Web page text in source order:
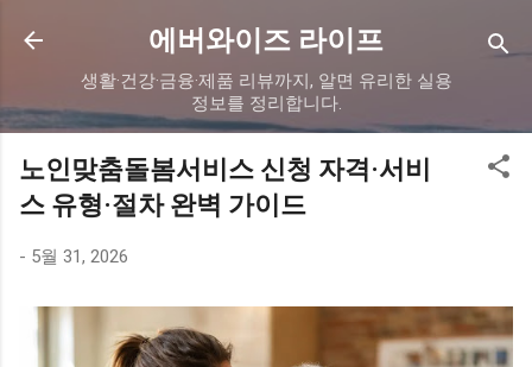
기본 콘텐츠로 건너뛰기
에버와이즈 라이프
생활·건강·금융·제품 리뷰까지, 알면 유리한 실용
정보를 정리합니다.
노인맞춤돌봄서비스 신청 자격·서비
스 유형·절차 완벽 가이드
- 5월 31, 2026